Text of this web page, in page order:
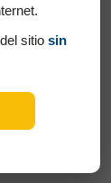
sitio sin